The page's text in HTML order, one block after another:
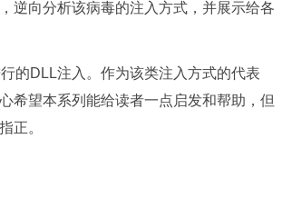
逆向分析该病毒的注入方式，并展示给各
的DLL注入。作为该类注入方式的代表
希望本系列能给读者一点启发和帮助，但
正。